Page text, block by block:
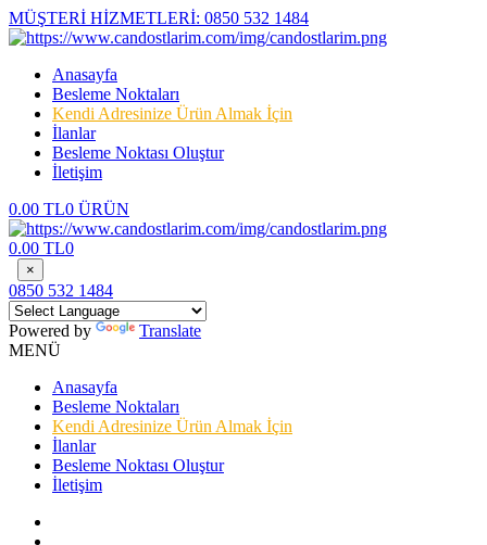
MÜŞTERİ HİZMETLERİ: 0850 532 1484
Anasayfa
Besleme Noktaları
Kendi Adresinize Ürün Almak İçin
İlanlar
Besleme Noktası Oluştur
İletişim
0.00 TL0 ÜRÜN
0.00 TL0
×
0850 532 1484
Powered by
Translate
MENÜ
Anasayfa
Besleme Noktaları
Kendi Adresinize Ürün Almak İçin
İlanlar
Besleme Noktası Oluştur
İletişim